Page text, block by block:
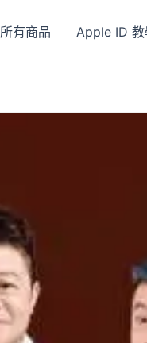
所有商品 Apple ID 教